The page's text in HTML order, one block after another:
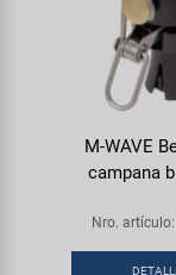
M-WAVE
campana
Nro.